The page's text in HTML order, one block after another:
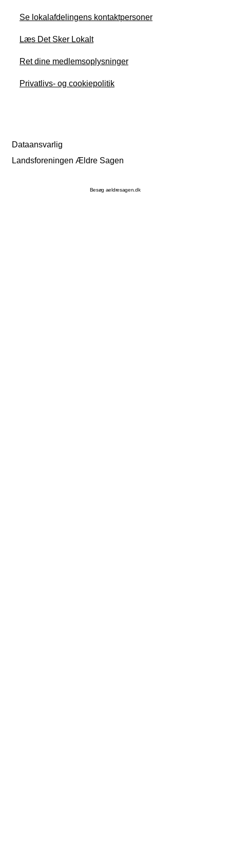
Se lokalafdelingens kontaktpersoner
Læs Det Sker Lokalt
Ret dine medlemsoplysninger
Privatlivs- og cookiepolitik
Dataansvarlig
Landsforeningen Ældre Sagen
Besøg aeldresagen.dk